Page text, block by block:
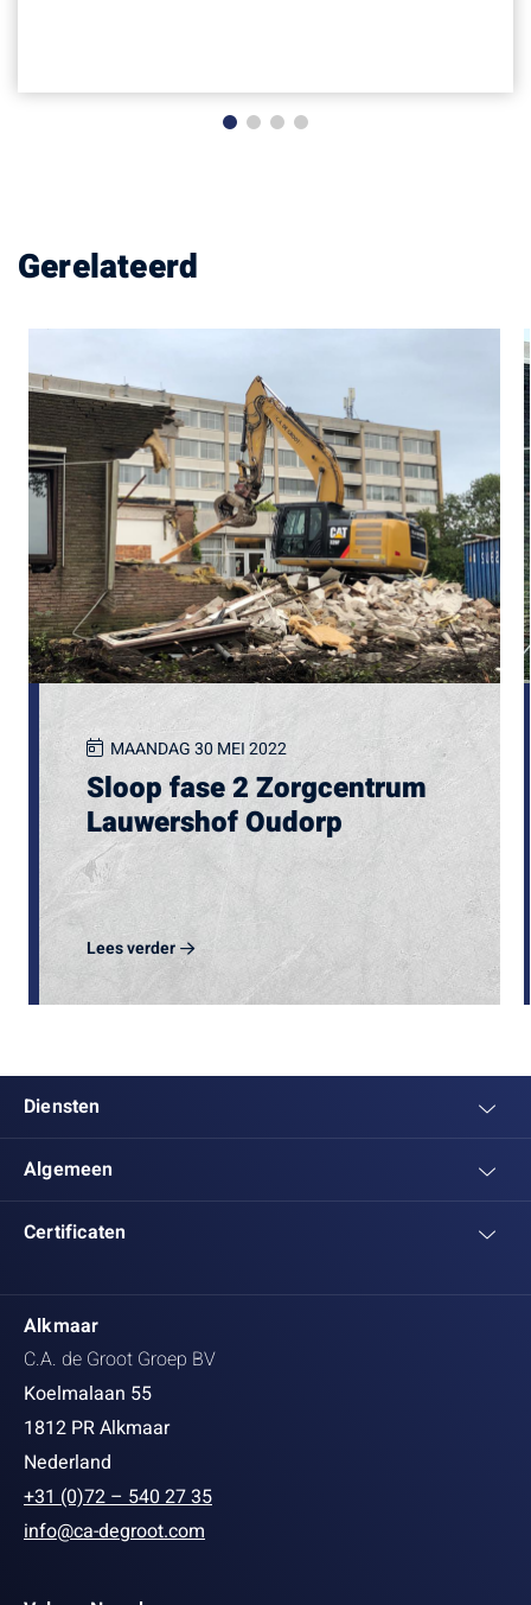
Gerelateerd
MAANDAG 30 MEI 2022
Sloop fase 2 Zorgcentrum
Lauwershof Oudorp
Lees verder
Alkmaar
C.A. de Groot Groep BV
Koelmalaan 55
1812 PR Alkmaar
Nederland
+31 (0)72 – 540 27 35
info@ca-degroot.com
Diensten
Algemeen
Certificaten